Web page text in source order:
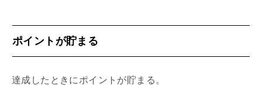
ポイントが貯まる
達成したときにポイントが貯まる。